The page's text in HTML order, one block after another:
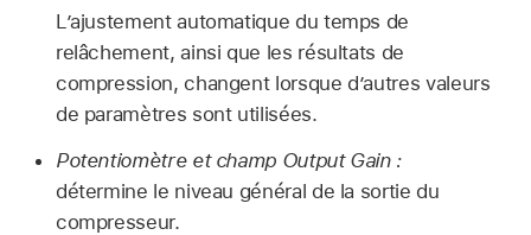
L’ajustement automatique du temps de
relâchement, ainsi que les résultats de
compression, changent lorsque d’autres valeurs
de paramètres sont utilisées.
Potentiomètre et champ Output Gain :
détermine le niveau général de la sortie du
compresseur.